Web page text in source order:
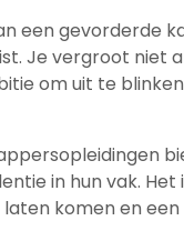
een gevorderde
Je vergroot niet
om uit te
in hun vak.
komen en